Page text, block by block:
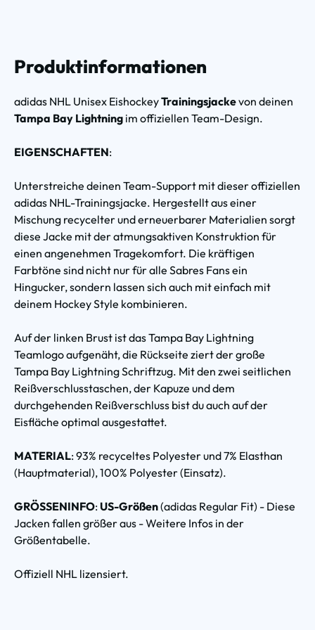
Produktinformationen
adidas NHL Unisex EishockeyTrainingsjackevon deinen
Tampa Bay Lightning im offiziellen Team-Design.
EIGENSCHAFTEN:
Unterstreiche deinen Team-Support mit dieser offiziellen
adidas NHL-Trainingsjacke. Hergestellt aus einer
Mischung recycelter und erneuerbarer Materialien sorgt
diese Jacke mit der atmungsaktiven Konstruktion für
einen angenehmen Tragekomfort. Die kräftigen
Farbtöne sind nicht nur für alle Sabres Fans ein
Hingucker, sondern lassen sich auch mit einfach mit
deinem Hockey Style kombinieren.
Auf der linken Brust ist das Tampa Bay Lightning
Teamlogo aufgenäht, die Rückseite ziert der große
Tampa Bay Lightning Schriftzug. Mit den zwei seitlichen
Reißverschlusstaschen, der Kapuze und dem
durchgehenden Reißverschluss bist du auch auf der
Eisfläche optimal ausgestattet.
MATERIAL: 93% recyceltes Polyester und 7% Elasthan
(Hauptmaterial), 100% Polyester (Einsatz).
GRÖSSENINFO: US-Größen(adidas Regular Fit) - Diese
Jacken fallen größer aus - Weitere Infos in der
Größentabelle.
Offiziell NHL lizensiert.